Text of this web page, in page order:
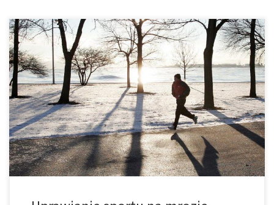
Zawsze znajdzie się jakaś wymówka, aby zimą nie iść biegać. A
wystarczy tylko się odpowiednio ubrać… Niektórzy wolą wellness,
albo jedzenie na szybko i oglądanie seriali przed telewizorem w
ciepłym i przyjemnym mieszkaniu, a jeszcze najlepiej pod kocem
albo przy kominku. Jedno jest pewne. Tam,gdzie latem roi się od
biegaczy, […]